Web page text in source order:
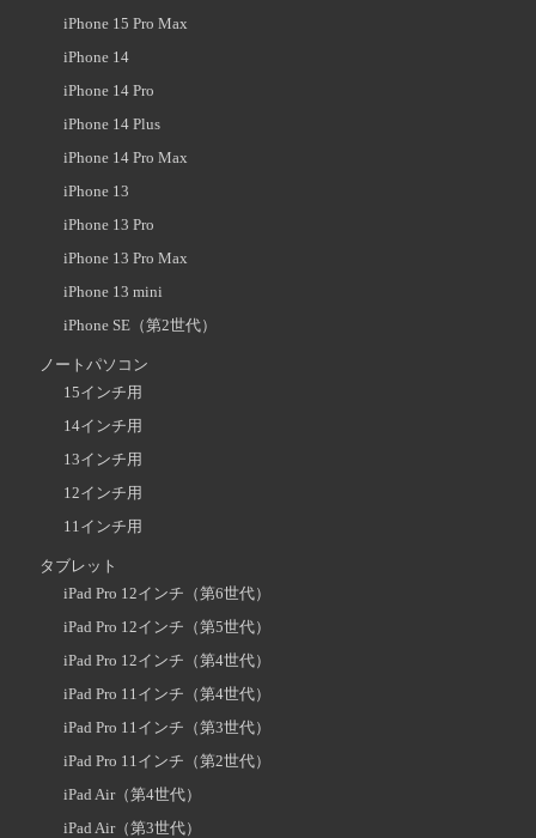
iPhone 15 Pro Max
iPhone 14
iPhone 14 Pro
iPhone 14 Plus
iPhone 14 Pro Max
iPhone 13
iPhone 13 Pro
iPhone 13 Pro Max
iPhone 13 mini
iPhone SE（第2世代）
ノートパソコン
15インチ用
14インチ用
13インチ用
12インチ用
11インチ用
タブレット
iPad Pro 12インチ（第6世代）
iPad Pro 12インチ（第5世代）
iPad Pro 12インチ（第4世代）
iPad Pro 11インチ（第4世代）
iPad Pro 11インチ（第3世代）
iPad Pro 11インチ（第2世代）
iPad Air（第4世代）
iPad Air（第3世代）